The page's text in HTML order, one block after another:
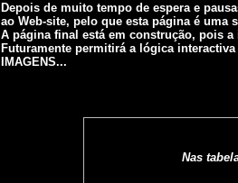
Depois de muito tempo de espera e
ao Web-site, pelo que esta página é
A página final está em construção, pois
Futuramente permitirá a lógica
IMAGENS...
Nas